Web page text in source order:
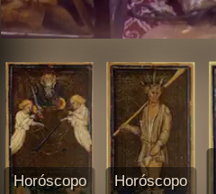
Horóscopo
Horóscopo